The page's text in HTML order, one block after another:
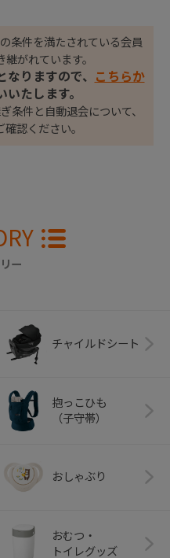
条件を満たされている会員
がれています。
りますので、
こちらか
いたします。
条件と自動退会について、
確認ください。
ー
チャイルドシート
抱っこひも
（子守帯）
おしゃぶり
おむつ・
トイレグッズ